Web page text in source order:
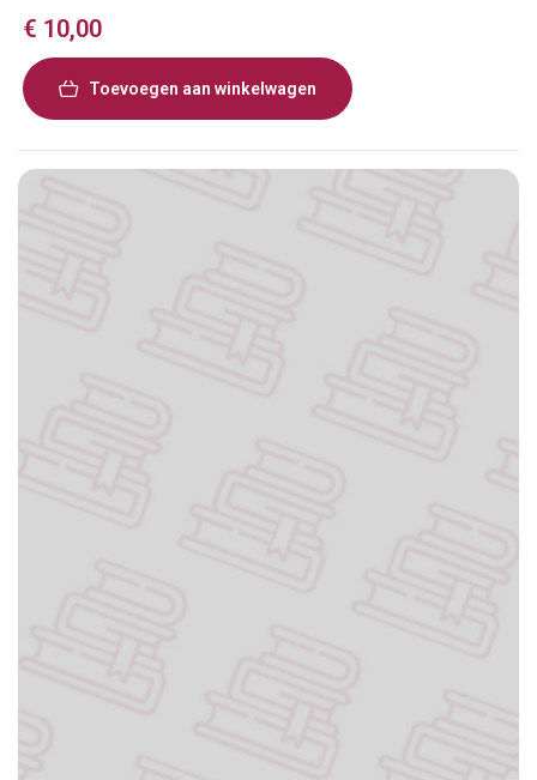
€ 10,00
Toevoegen aan winkelwagen